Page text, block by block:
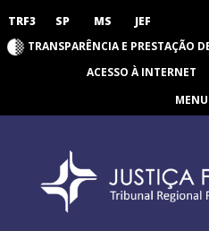
TRF3 SP MS JEF
TRANSPARÊNCIA E PRESTAÇÃO
ACESSO À INTERNET
MENU